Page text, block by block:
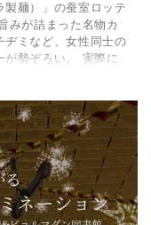
麺）」の蚕室ロッテ
みが詰まった名物カ
ヂミなど、女性同士の
勢ぞろい。 実際に
気を集める「新羅製